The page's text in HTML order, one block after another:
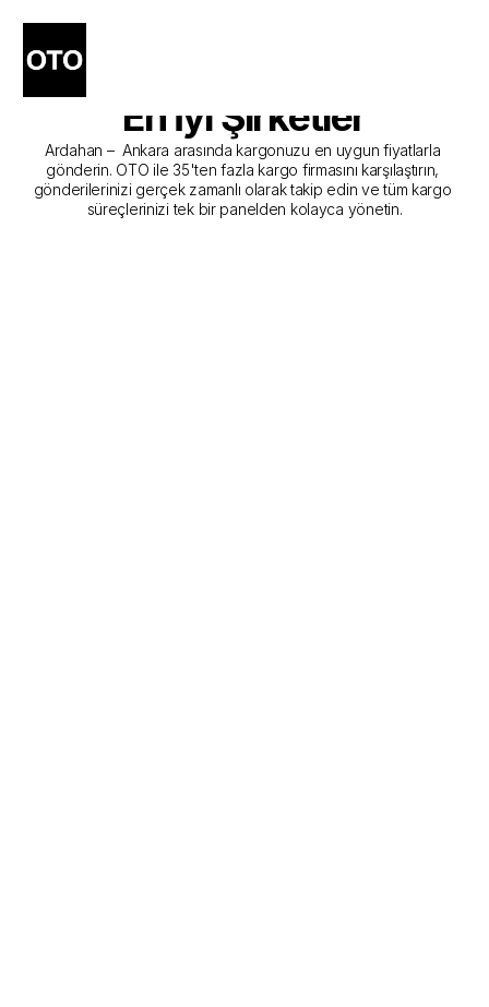
Ardahan - Ankara Kargo
Gönderim Hizmeti Sunan
En İyi Şirketler
Ardahan –  Ankara arasında kargonuzu en uygun fiyatlarla
gönderin. OTO ile 35'ten fazla kargo firmasını karşılaştırın,
gönderilerinizi gerçek zamanlı olarak takip edin ve tüm kargo
süreçlerinizi tek bir panelden kolayca yönetin.